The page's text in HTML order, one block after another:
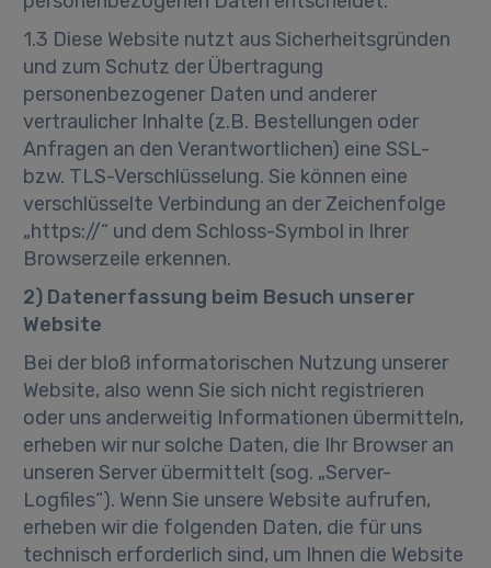
1.3 Diese Website nutzt aus Sicherheitsgründen
und zum Schutz der Übertragung
personenbezogener Daten und anderer
vertraulicher Inhalte (z.B. Bestellungen oder
Anfragen an den Verantwortlichen) eine SSL-
bzw. TLS-Verschlüsselung. Sie können eine
verschlüsselte Verbindung an der Zeichenfolge
„https://“ und dem Schloss-Symbol in Ihrer
Browserzeile erkennen.
2) Datenerfassung beim Besuch unserer
Website
Bei der bloß informatorischen Nutzung unserer
Website, also wenn Sie sich nicht registrieren
oder uns anderweitig Informationen übermitteln,
erheben wir nur solche Daten, die Ihr Browser an
unseren Server übermittelt (sog. „Server-
Logfiles“). Wenn Sie unsere Website aufrufen,
erheben wir die folgenden Daten, die für uns
technisch erforderlich sind, um Ihnen die Website